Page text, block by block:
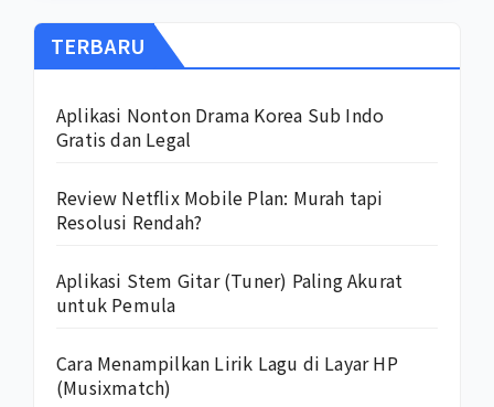
TERBARU
Aplikasi Nonton Drama Korea Sub Indo
Gratis dan Legal
Review Netflix Mobile Plan: Murah tapi
Resolusi Rendah?
Aplikasi Stem Gitar (Tuner) Paling Akurat
untuk Pemula
Cara Menampilkan Lirik Lagu di Layar HP
(Musixmatch)